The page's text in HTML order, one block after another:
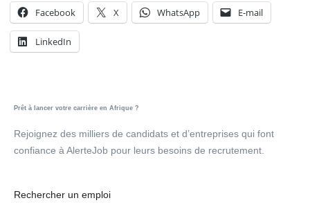
Facebook X WhatsApp E-mail
LinkedIn
Prêt à lancer votre carrière en Afrique ?
Rejoignez des milliers de candidats et d’entreprises qui font
confiance à AlerteJob pour leurs besoins de recrutement.
Rechercher un emploi